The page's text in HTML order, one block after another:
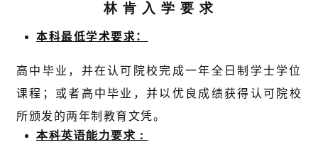
林 肯 入 学 要 求
本科最低学术要求：
高中毕业，并在认可院校完成一年全日制学士学位
课程； 或者高中毕业，并以优良成绩获得认可院校
所颁发的两年制教育文凭。
本科英语能力要求：